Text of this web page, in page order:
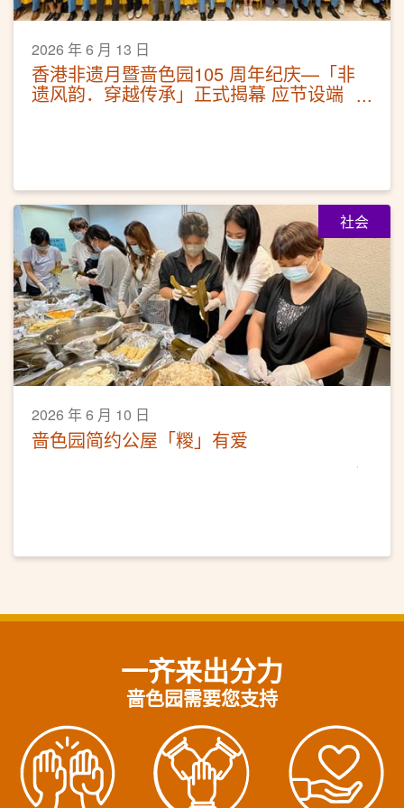
2026 年 6 月 13 日
香港非遗月暨啬色园105 周年纪庆—「非
遗风韵．穿越传承」正式揭幕 应节设端
社会
2026 年 6 月 10 日
啬色园简约公屋「糉」有爱
一齐来出分力
啬色园需要您支持